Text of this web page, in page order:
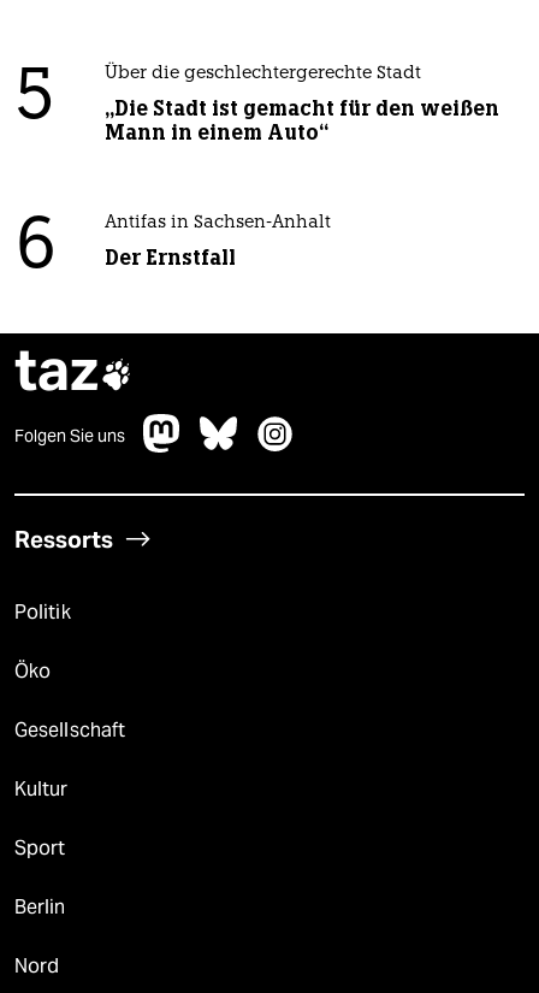
5 Über die geschlechtergerechte Stadt
„Die Stadt ist gemacht für den weißen
Mann in einem Auto“
6 Antifas in Sachsen-Anhalt
Der Ernstfall
taz
Folgen Sie uns
Ressorts
Politik
Öko
Gesellschaft
Kultur
Sport
Berlin
Nord